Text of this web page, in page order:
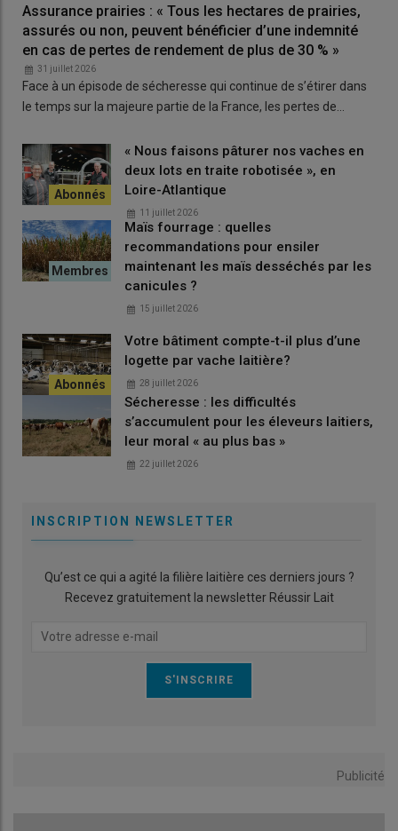
tuberculose bovine, nous fait perdre le statut indemne, est-ce
que la réglementation pourrait changer ? »
Lire aussi
FCO, MHE, DNC et tuberculose bovine :
maladies qui touchent les vaches
Assurance prairies : « Tous les hectares de prairies,
assurés ou non, peuvent bénéficier d’une indemnité
en cas de pertes de rendement de plus de 30 % »
31 juillet 2026
Face à un épisode de sécheresse qui continue de s’étirer dans
le temps sur la majeure partie de la France, les pertes de…
« Nous faisons pâturer nos vaches en
deux lots en traite robotisée », en
Loire-Atlantique
11 juillet 2026
Maïs fourrage : quelles
recommandations pour ensiler
maintenant les maïs desséchés par les
canicules ?
15 juillet 2026
Votre bâtiment compte-t-il plus d’une
logette par vache laitière?
28 juillet 2026
Sécheresse : les difficultés
s’accumulent pour les éleveurs laitiers,
leur moral « au plus bas »
22 juillet 2026
INSCRIPTION NEWSLETTER
Qu’est ce qui a agité la filière laitière ces derniers jours ?
Recevez gratuitement la newsletter Réussir Lait
Publicité